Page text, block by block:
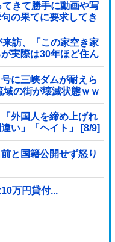
きて勝手に動画や写
の果てに要求してき
訪、「この家空き家
実際は30年ほど住ん
に三峡ダムが耐えら
の街が壊滅状態ｗｗ
外国人を締め上げれ
ば日本人が生きやすくなる発想間違い」「ヘイト」 [8/9]
と国籍公開せず怒り
万円貸付...